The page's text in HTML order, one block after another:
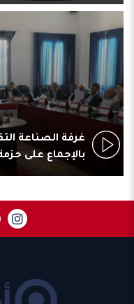
غرفة الصناعة
بالإجماع على